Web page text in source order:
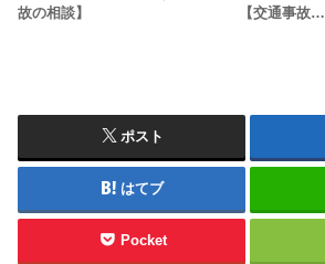
故の相談】
【交通事故…
ポスト
はてブ
Pocket